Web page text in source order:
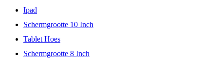
Ipad
Schermgrootte 10 Inch
Tablet Hoes
Schermgrootte 8 Inch